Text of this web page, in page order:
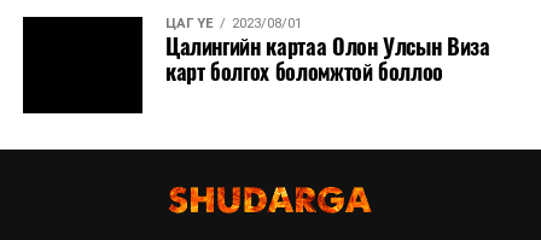
ЦАГ ҮЕ 2023/08/01
Цалингийн картаа Олон Улсын Виза
карт болгох боломжтой боллоо